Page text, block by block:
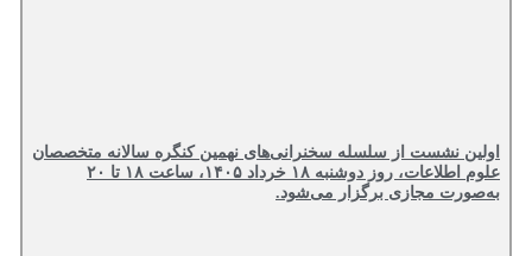
اولین نشست از سلسله سخنرانی‌های نهمین کنگره سالانه متخصصان
علوم اطلاعات، روز دوشنبه ۱۸ خرداد ۱۴۰۵، ساعت ۱۸ تا ۲۰
به‌صورت مجازی برگزار می‌شود.